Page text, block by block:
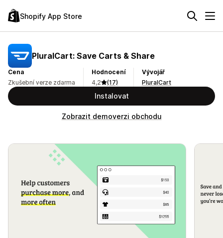
Shopify App Store
PluralCart: Save Carts & Share
Cena
Zkušební verze zdarma
Hodnocení
4,2
(17)
Vývojář
PluralCart
Instalovat
Zobrazit demoverzi obchodu